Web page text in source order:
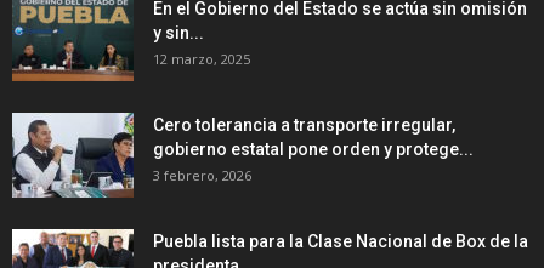
En el Gobierno del Estado se actúa sin omisión
y sin...
12 marzo, 2025
Cero tolerancia a transporte irregular,
gobierno estatal pone orden y protege...
3 febrero, 2026
Puebla lista para la Clase Nacional de Box de la